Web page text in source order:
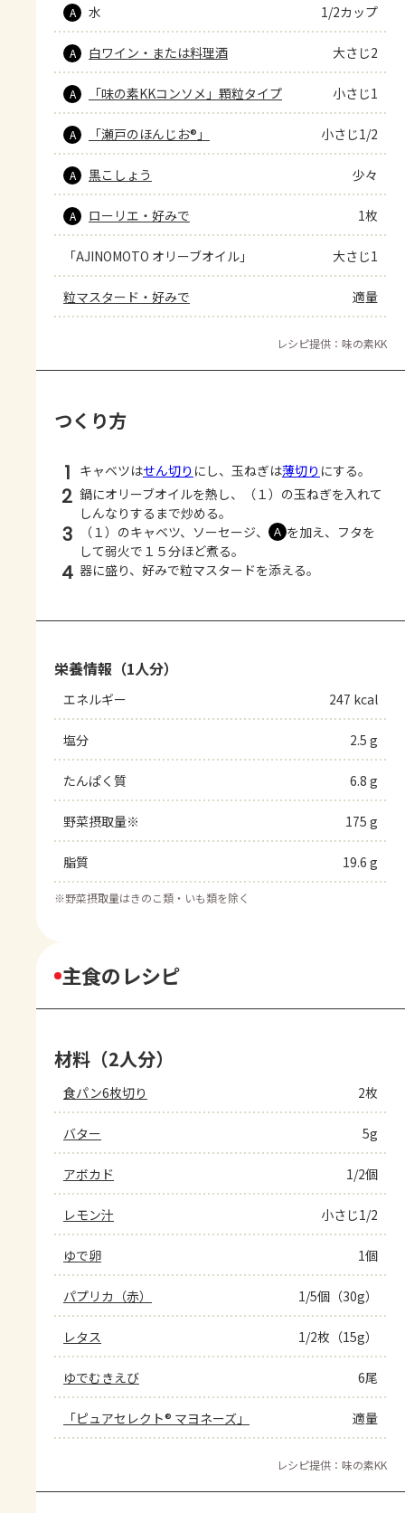
A 水 1/2カップ
A 白ワイン・または料理酒 大さじ2
A 「味の素KKコンソメ」顆粒タイプ 小さじ1
A 「瀬戸のほんじお®」 小さじ1/2
A 黒こしょう 少々
A ローリエ・好みで 1枚
「AJINOMOTO オリーブオイル」 大さじ1
粒マスタード・好みで 適量
レシピ提供：味の素KK
つくり方
1 キャベツはせん切り にし、玉ねぎは薄切り にする。
2 鍋にオリーブオイルを熱し、（１）の玉ねぎを入れて
しんなりするまで炒める。
3 （１）のキャベツ、ソーセージ、 Ａ を加え、フタを
して弱火で１５分ほど煮る。
4 器に盛り、好みで粒マスタードを添える。
栄養情報（1人分）
エネルギー 247 kcal
塩分 2.5 g
たんぱく質 6.8 g
野菜摂取量※ 175 g
脂質 19.6 g
※野菜摂取量はきのこ類・いも類を除く
主食のレシピ
材料（2人分）
食パン6枚切り 2枚
バター 5g
アボカド 1/2個
レモン汁 小さじ1/2
ゆで卵 1個
パプリカ（赤） 1/5個（30g）
レタス 1/2枚（15g）
ゆでむきえび 6尾
「ピュアセレクト® マヨネーズ」 適量
レシピ提供：味の素KK